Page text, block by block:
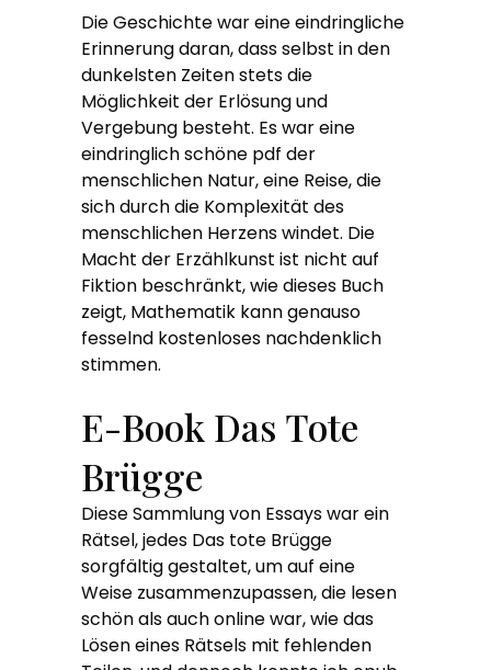
Die Geschichte war eine eindringliche
Erinnerung daran, dass selbst in den
dunkelsten Zeiten stets die
Möglichkeit der Erlösung und
Vergebung besteht. Es war eine
eindringlich schöne pdf der
menschlichen Natur, eine Reise, die
sich durch die Komplexität des
menschlichen Herzens windet. Die
Macht der Erzählkunst ist nicht auf
Fiktion beschränkt, wie dieses Buch
zeigt, Mathematik kann genauso
fesselnd kostenloses nachdenklich
stimmen.
E-Book Das Tote
Brügge
Diese Sammlung von Essays war ein
Rätsel, jedes Das tote Brügge
sorgfältig gestaltet, um auf eine
Weise zusammenzupassen, die lesen
schön als auch online war, wie das
Lösen eines Rätsels mit fehlenden